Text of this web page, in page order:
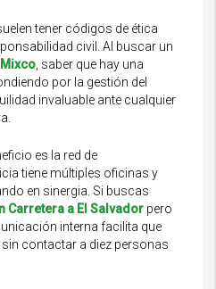
tener códigos de ética
civil. Al buscar un
, saber que hay una
por la gestión del
invaluable ante cualquier
es la red de
tiene múltiples oficinas y
en sinergia. Si buscas
Carretera a El Salvador pero
interna facilita que
contactar a diez personas